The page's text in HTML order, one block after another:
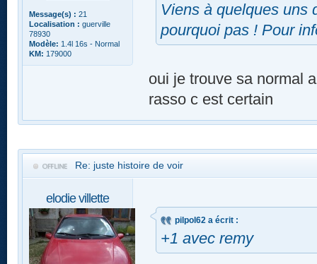
Message(s) : 21
Localisation : guerville
78930
Modèle: 1.4l 16s - Normal
KM: 179000
Viens à quelques uns
pourquoi pas ! Pour
oui je trouve sa normal
rasso c est certain
Re: juste histoire de voir
elodie villette
pilpol62 a écrit :
+1 avec remy